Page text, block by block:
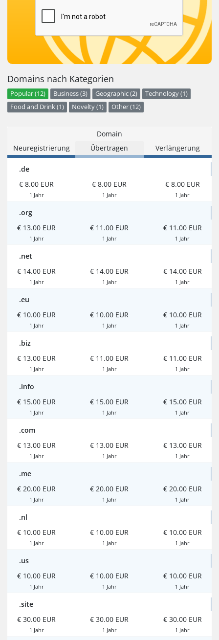
Domains nach Kategorien
Popular (12) Business (3) Geographic (2)
Technology (1)
Food and Drink (1)
Novelty (1) Other (12)
Domain
Neuregistrierung
Übertragen Verlängerung
.de
€ 8.00 EUR
1 Jahr
€ 8.00 EUR
1 Jahr
€ 8.00 EUR
1 Jahr
.org
€ 13.00 EUR
1 Jahr
€ 11.00 EUR
1 Jahr
€ 11.00 EUR
1 Jahr
.net
€ 14.00 EUR
1 Jahr
€ 14.00 EUR
1 Jahr
€ 14.00 EUR
1 Jahr
.eu
€ 10.00 EUR
1 Jahr
€ 10.00 EUR
1 Jahr
€ 10.00 EUR
1 Jahr
.biz
€ 13.00 EUR
1 Jahr
€ 11.00 EUR
1 Jahr
€ 11.00 EUR
1 Jahr
.info
€ 15.00 EUR
1 Jahr
€ 15.00 EUR
1 Jahr
€ 15.00 EUR
1 Jahr
.com
€ 13.00 EUR
1 Jahr
€ 13.00 EUR
1 Jahr
€ 13.00 EUR
1 Jahr
.me
€ 20.00 EUR
1 Jahr
€ 20.00 EUR
1 Jahr
€ 20.00 EUR
1 Jahr
.nl
€ 10.00 EUR
1 Jahr
€ 10.00 EUR
1 Jahr
€ 10.00 EUR
1 Jahr
.us
€ 10.00 EUR
1 Jahr
€ 10.00 EUR
1 Jahr
€ 10.00 EUR
1 Jahr
.site
€ 30.00 EUR
1 Jahr
€ 30.00 EUR
1 Jahr
€ 30.00 EUR
1 Jahr